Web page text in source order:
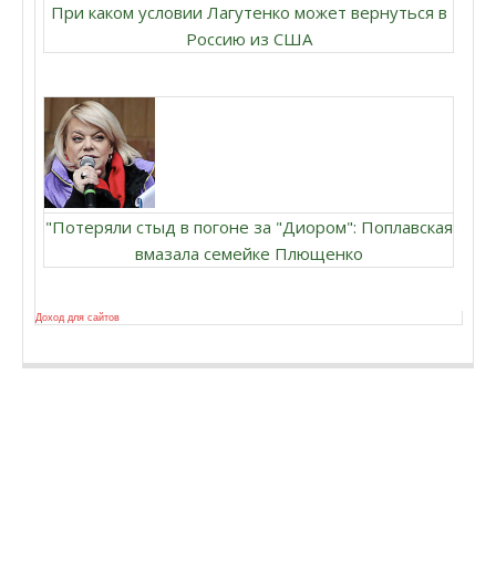
При каком условии Лагутенко может вернуться в
Россию из США
"Потеряли стыд в погоне за "Диором": Поплавская
вмазала семейке Плющенко
Доход для сайтов